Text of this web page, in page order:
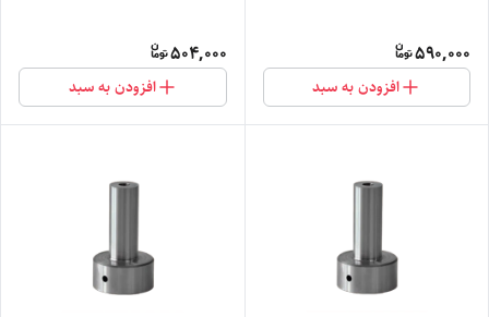
590,000
افزودن به سبد
504,000
افزودن به سبد